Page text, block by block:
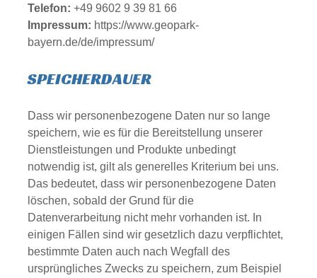
Telefon: +49 9602 9 39 81 66
Impressum: https://www.geopark-
bayern.de/de/impressum/
SPEICHERDAUER
Dass wir personenbezogene Daten nur so lange
speichern, wie es für die Bereitstellung unserer
Dienstleistungen und Produkte unbedingt
notwendig ist, gilt als generelles Kriterium bei uns.
Das bedeutet, dass wir personenbezogene Daten
löschen, sobald der Grund für die
Datenverarbeitung nicht mehr vorhanden ist. In
einigen Fällen sind wir gesetzlich dazu verpflichtet,
bestimmte Daten auch nach Wegfall des
ursprüngliches Zwecks zu speichern, zum Beispiel